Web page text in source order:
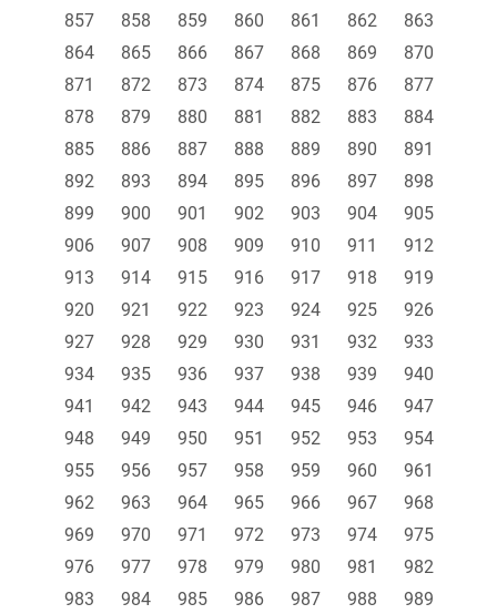
857
858 859 860 861 862
863
864
865 866 867 868 869
870
871
872 873 874 875 876
877
878
879 880 881 882 883
884
885
886 887 888 889 890
891
892
893 894 895 896 897
898
899
900 901 902 903 904
905
906
907 908 909 910 911
912
913
914 915 916 917 918
919
920
921 922 923 924 925
926
927
928 929 930 931 932
933
934
935 936 937 938 939
940
941
942 943 944 945 946
947
948
949 950 951 952 953
954
955
956 957 958 959 960
961
962
963 964 965 966 967
968
969
970 971 972 973 974
975
976
977 978 979 980 981
982
983
984 985 986 987 988
989